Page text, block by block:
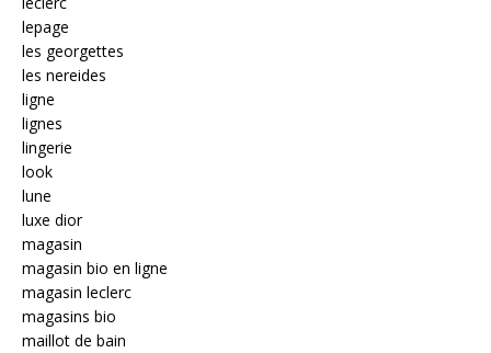
lepage
les georgettes
les nereides
ligne
lignes
lingerie
look
lune
luxe dior
magasin
magasin bio en ligne
magasin leclerc
magasins bio
maillot de bain